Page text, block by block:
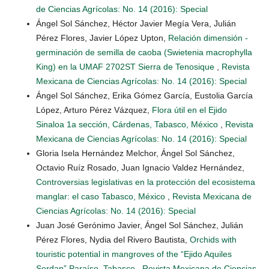
de Ciencias Agrícolas: No. 14 (2016): Special
Ángel Sol Sánchez, Héctor Javier Megía Vera, Julián
Pérez Flores, Javier López Upton, Relación dimensión -
germinación de semilla de caoba (Swietenia macrophylla
King) en la UMAF 2702ST Sierra de Tenosique
Revista
Mexicana de Ciencias Agrícolas: No. 14 (2016): Special
Ángel Sol Sánchez, Erika Gómez García, Eustolia García
López, Arturo Pérez Vázquez, Flora útil en el Ejido
Sinaloa 1a sección, Cárdenas, Tabasco, México
Revista
Mexicana de Ciencias Agrícolas: No. 14 (2016): Special
Gloria Isela Hernández Melchor, Ángel Sol Sánchez,
Octavio Ruíz Rosado, Juan Ignacio Valdez Hernández,
Controversias legislativas en la protección del ecosistema
manglar: el caso Tabasco, México
Revista Mexicana de
Ciencias Agrícolas: No. 14 (2016): Special
Juan José Gerónimo Javier, Ángel Sol Sánchez, Julián
Pérez Flores, Nydia del Rivero Bautista, Orchids with
touristic potential in mangroves of the “Ejido Aquiles